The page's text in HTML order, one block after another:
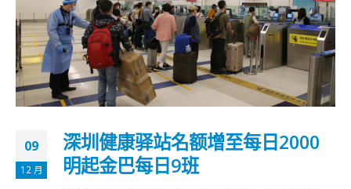
09
12 月
深圳健康驿站名额增至每日2000
明起金巴每日9班